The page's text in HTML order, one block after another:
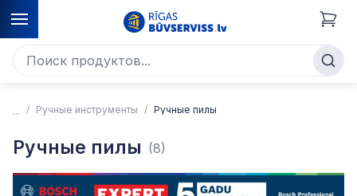
Ручные инструменты Ручные пилы
Ручные пилы (8)